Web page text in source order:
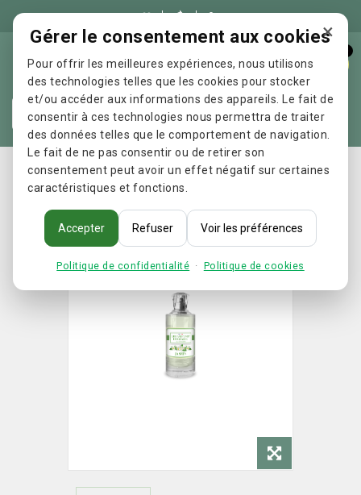
×
Gérer le consentement aux cookies
Pour offrir les meilleures expériences, nous utilisons
des technologies telles que les cookies pour stocker
et/ou accéder aux informations des appareils. Le fait de
consentir à ces technologies nous permettra de traiter
des données telles que le comportement de navigation.
Le fait de ne pas consentir ou de retirer son
consentement peut avoir un effet négatif sur certaines
caractéristiques et fonctions.
Accepter Refuser Voir les préférences
Politique de confidentialité · Politique de cookies

Accueil Les Parfums de Grasse - Eau de toilette Jasmin